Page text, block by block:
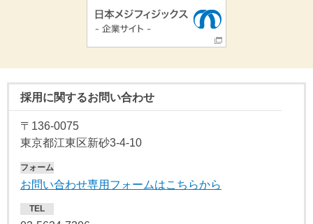
採用に関するお問い合わせ
〒136-0075
東京都江東区新砂3-4-10
フォーム
お問い合わせ専用フォームはこちらから
TEL